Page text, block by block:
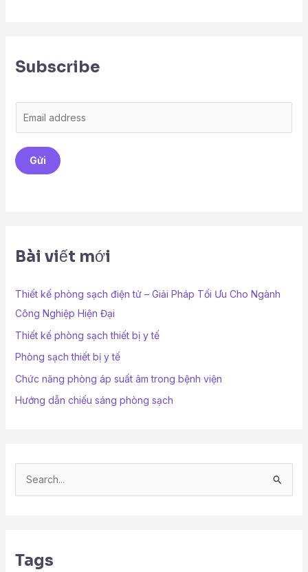
Subscribe
m
a
i
Gửi
Bài viết mới
Thiết kế phòng sạch điện tử – Giải Pháp Tối Ưu Cho Ngành
Công Nghiệp Hiện Đại
Thiết kế phòng sạch thiết bị y tế
Phòng sạch thiết bị y tế
Chức năng phòng áp suất âm trong bệnh viện
Hướng dẫn chiếu sáng phòng sạch
c
Tags